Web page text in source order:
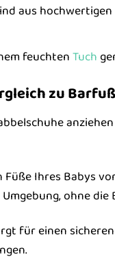
aus
feuchtenTuch
zu
Ihres Babys
ohne
für einen